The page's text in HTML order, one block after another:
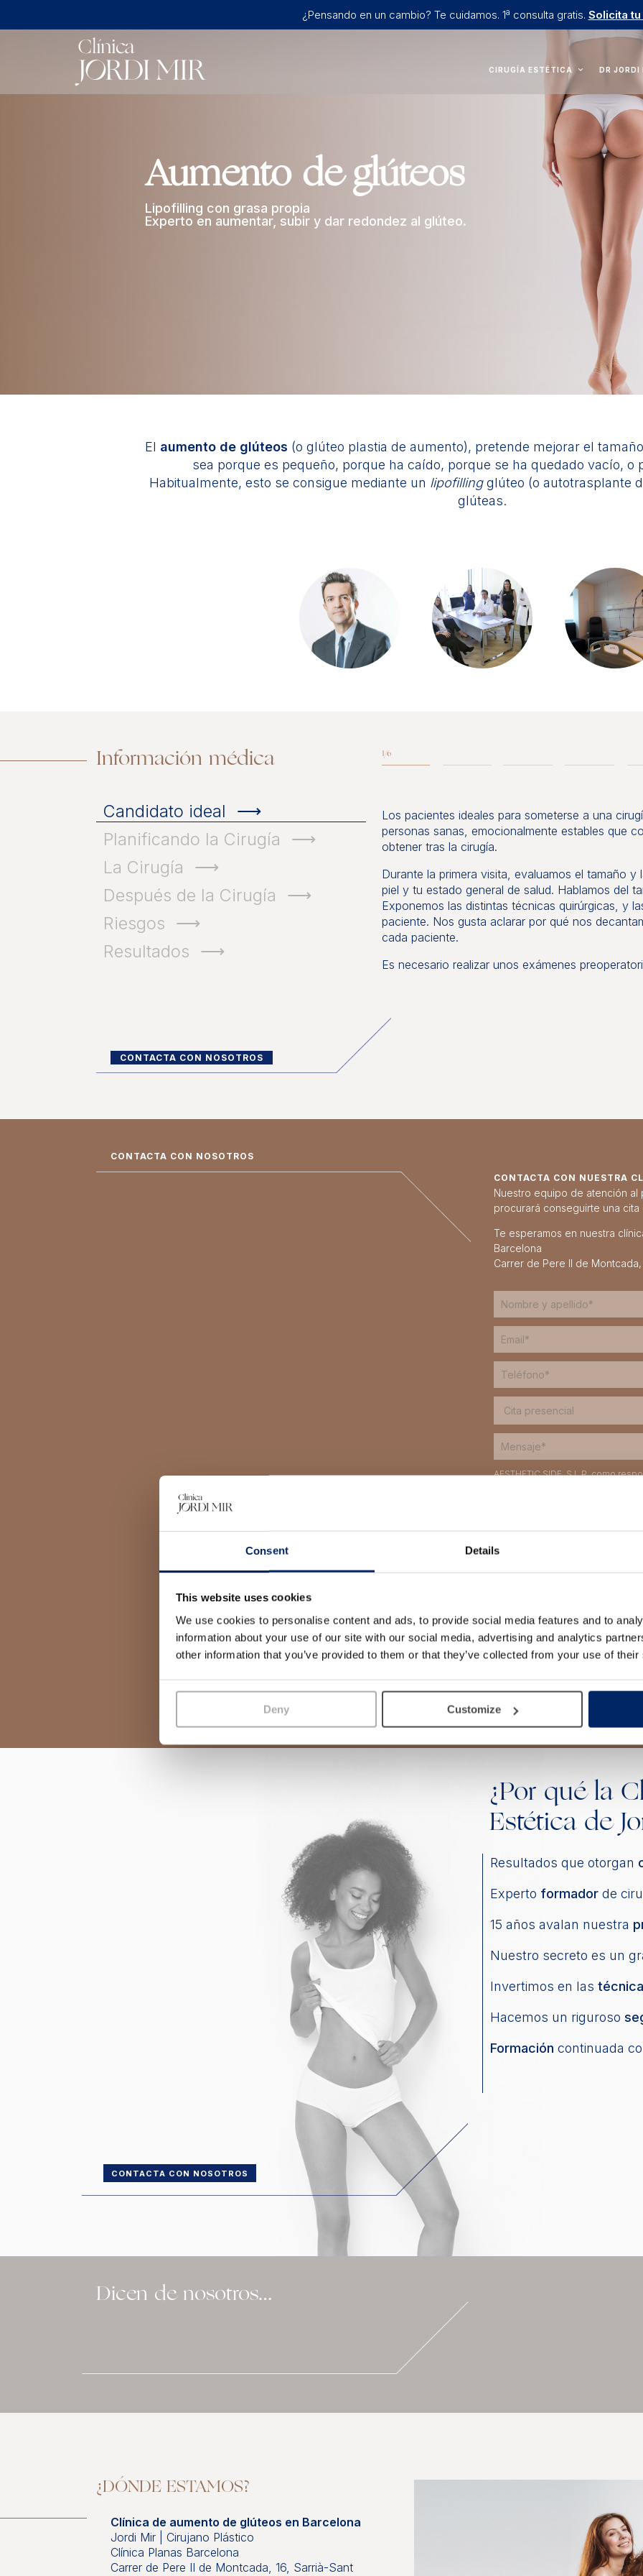
Consent Details
This website uses cookies
We use cookies to personalise content and ads, to provide social media features and to
information about your use of our site with our social media, advertising and analytics
other information that you’ve provided to them or that they’ve collected from your use of
Deny Customize
¿Pensando en un cambio? Te cuidamos. 1ª consulta gratis. Solicita tu
CIRUGÍA ESTÉTICA DR JORDI
Aumento de glúteos
Lipofilling con grasa propia
Experto en aumentar, subir y dar redondez al glúteo.
El aumento de glúteos (o glúteo plastia de aumento), pretende mejorar el
sea porque es pequeño, porque ha caído, porque se ha quedado vacío, o
Habitualmente, esto se consigue mediante un lipofillingglúteo (o autotrasplante
glúteas.
Información médica
Candidato ideal
Planificando la Cirugía
La Cirugía
Después de la Cirugía
Riesgos
Resultados
Los pacientes ideales para someterse a una
personas sanas, emocionalmente estables que
obtener tras la cirugía.
Durante la primera visita, evaluamos el tamaño
piel y tu estado general de salud. Hablamos del
Exponemos las distintas técnicas quirúrgicas, y
paciente. Nos gusta aclarar por qué nos
cada paciente.
Es necesario realizar unos exámenes
CONTACTA CON NOSOTROS
CONTACTA CON NOSOTROS
CONTACTA CON NUESTRA
Nuestro equipo de atención
procurará conseguirte una
Te esperamos en nuestra
Barcelona
Carrer de Pere II de
AESTHETIC SIDE, S.L.P. como
de dar de gestionar tu solicitud de
rectificar y suprimir tus datos, así
información adicional y detallada
He leído y acepto las
tratamiento de mis datos para
Nos gustaría que nos prestaras
Enviarte información
¿Por qué la
Estética de
Resultados que otorgan
Experto formador de
15 años avalan nuestra
Nuestro secreto es un
Invertimos en las
Hacemos un riguroso
Formación continuada
CONTACTA CON NOSOTROS
Dicen de nosotros…
¿DÓNDE ESTAMOS?
Clínica de aumento de glúteos en Barcelona
Jordi Mir | Cirujano Plástico
Clínica Planas Barcelona
Carrer de Pere II de Montcada, 16, Sarrià-Sant